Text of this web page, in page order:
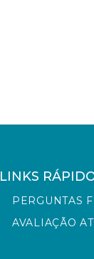
LINKS
PERGUNTAS
AVALIAÇÃO